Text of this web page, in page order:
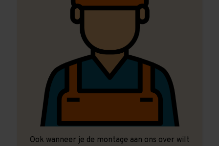
Ook wanneer je de montage aan ons over wilt